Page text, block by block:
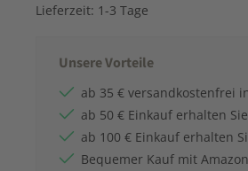
Lieferzeit: 1-3 Tage
Unsere Vorteile
ab 35 € versandkostenfrei
ab 50 € Einkauf erhalten
ab 100 € Einkauf erhalten
Bequemer Kauf mit